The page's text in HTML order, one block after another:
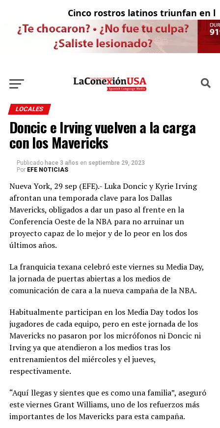
Cinco rostros latinos triunfan en la
LOCALES
Doncic e Irving vuelven a la carga
con los Mavericks
Publicado hace 3 años en septiembre 29, 2023
Por EFE NOTICIAS
Nueva York, 29 sep (EFE).- Luka Doncic y Kyrie Irving
afrontan una temporada clave para los Dallas
Mavericks, obligados a dar un paso al frente en la
Conferencia Oeste de la NBA para no arruinar un
proyecto capaz de lo mejor y de lo peor en los dos
últimos años.
La franquicia texana celebró este viernes su Media Day,
la jornada de puertas abiertas a los medios de
comunicación de cara a la nueva campaña de la NBA.
Habitualmente participan en los Media Day todos los
jugadores de cada equipo, pero en este jornada de los
Mavericks no pasaron por los micrófonos ni Doncic ni
Irving ya que atendieron a los medios tras los
entrenamientos del miércoles y el jueves,
respectivamente.
“Aquí llegas y sientes que es como una familia”, aseguró
este viernes Grant Williams, uno de los refuerzos más
importantes de los Mavericks para esta campaña.